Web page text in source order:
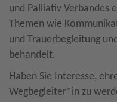
und Palliativ Verbandes
Themen wie
und Trauerbegleitung
behandelt.
Haben Sie Interesse,
Wegbegleiter*in zu